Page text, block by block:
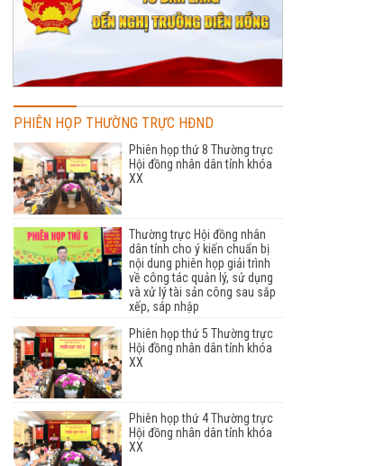
PHIÊN HỌP THƯỜNG TRỰC HĐND
Phiên họp thứ 8 Thường trực
Hội đồng nhân dân tỉnh khóa
XX
Thường trực Hội đồng nhân
dân tỉnh cho ý kiến chuẩn bị
nội dung phiên họp giải trình
về công tác quản lý, sử dụng
và xử lý tài sản công sau sắp
xếp, sáp nhập
Phiên họp thứ 5 Thường trực
Hội đồng nhân dân tỉnh khóa
XX
Phiên họp thứ 4 Thường trực
Hội đồng nhân dân tỉnh khóa
XX